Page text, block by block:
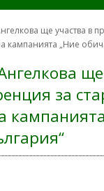
ще участва в
кампанията „Ние
ще
за